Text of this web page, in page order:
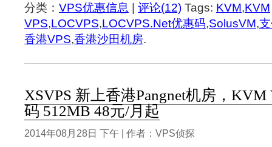
分类： VPS优惠信息 评论(12) Tags: KVM,KVM
VPS,LOCVPS,LOCVPS.Net优惠码,SolusVM,
香港VPS,香港沙田机房.
XSVPS 新上香港Pangnet机房，
码 512MB 48元/月起
2014年08月28日 下午 | 作者：VPS侦探